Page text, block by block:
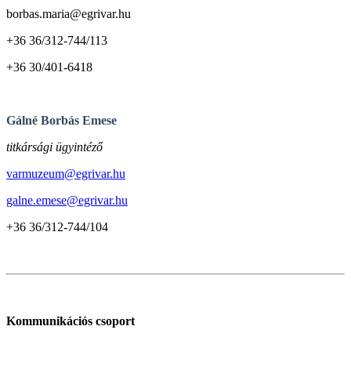
borbas.maria@egrivar.hu
+36 36/312-744/113
+36 30/401-6418
Gálné Borbás Emese
titkársági ügyintéző
varmuzeum@egrivar.hu
galne.emese@egrivar.hu
+36 36/312-744/104
Kommunikációs csoport